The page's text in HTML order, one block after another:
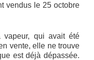
vendus le 25 octobre
qui avait été
vente, elle ne trouve
est déjà dépassée.